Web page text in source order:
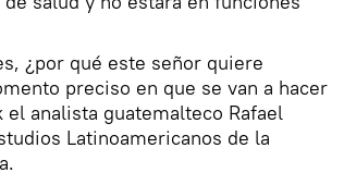
¿por qué este señor quiere
preciso en que se van a hacer
analista guatemalteco Rafael
Latinoamericanos de la